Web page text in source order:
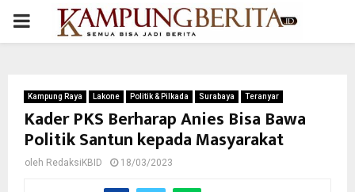
PRIMARY
Kampung Raya Lakone Politik & Pilkada Surabaya Teranyar
Kader PKS Berharap Anies Bisa Bawa
Politik Santun kepada Masyarakat
oleh RedaksiKBID 18/03/2023